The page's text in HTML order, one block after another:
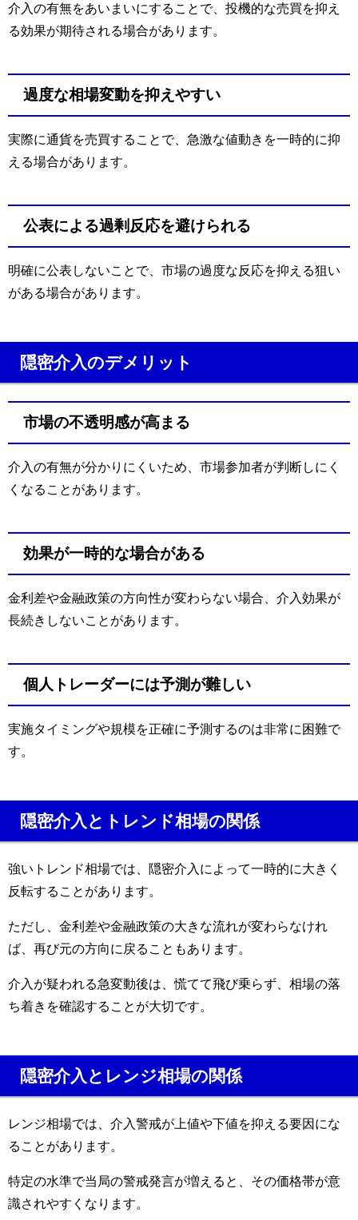
介入の有無をあいまいにすることで、投機的な売買を抑え
る効果が期待される場合があります。
過度な相場変動を抑えやすい
実際に通貨を売買することで、急激な値動きを一時的に抑
える場合があります。
公表による過剰反応を避けられる
明確に公表しないことで、市場の過度な反応を抑える狙い
がある場合があります。
隠密介入のデメリット
市場の不透明感が高まる
介入の有無が分かりにくいため、市場参加者が判断しにく
くなることがあります。
効果が一時的な場合がある
金利差や金融政策の方向性が変わらない場合、介入効果が
長続きしないことがあります。
個人トレーダーには予測が難しい
実施タイミングや規模を正確に予測するのは非常に困難で
す。
隠密介入とトレンド相場の関係
強いトレンド相場では、隠密介入によって一時的に大きく
反転することがあります。
ただし、金利差や金融政策の大きな流れが変わらなけれ
ば、再び元の方向に戻ることもあります。
介入が疑われる急変動後は、慌てて飛び乗らず、相場の落
ち着きを確認することが大切です。
隠密介入とレンジ相場の関係
レンジ相場では、介入警戒が上値や下値を抑える要因にな
ることがあります。
特定の水準で当局の警戒発言が増えると、その価格帯が意
識されやすくなります。